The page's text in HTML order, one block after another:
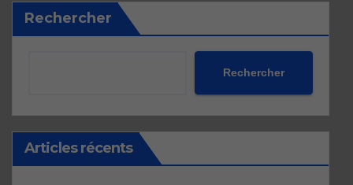
Rechercher
Rechercher
Articles récents